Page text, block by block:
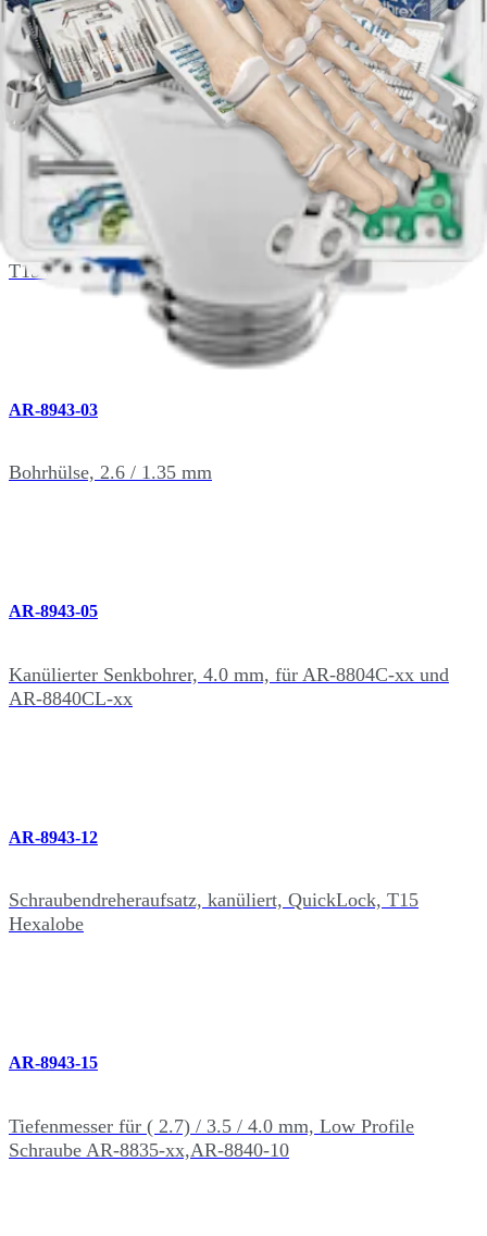
AR-8941BP
Biegezange
AR-8941DH
T15 Selbsthaltender Schraubendreheraufsatz
AR-8943-03
Bohrhülse, 2.6 / 1.35 mm
AR-8943-05
Kanülierter Senkbohrer, 4.0 mm, für AR-8804C-xx und
AR-8840CL-xx
AR-8943-12
Schraubendreheraufsatz, kanüliert, QuickLock, T15
Hexalobe
AR-8943-15
Tiefenmesser für ( 2.7) / 3.5 / 4.0 mm, Low Profile
Schraube AR-8835-xx,AR-8840-10